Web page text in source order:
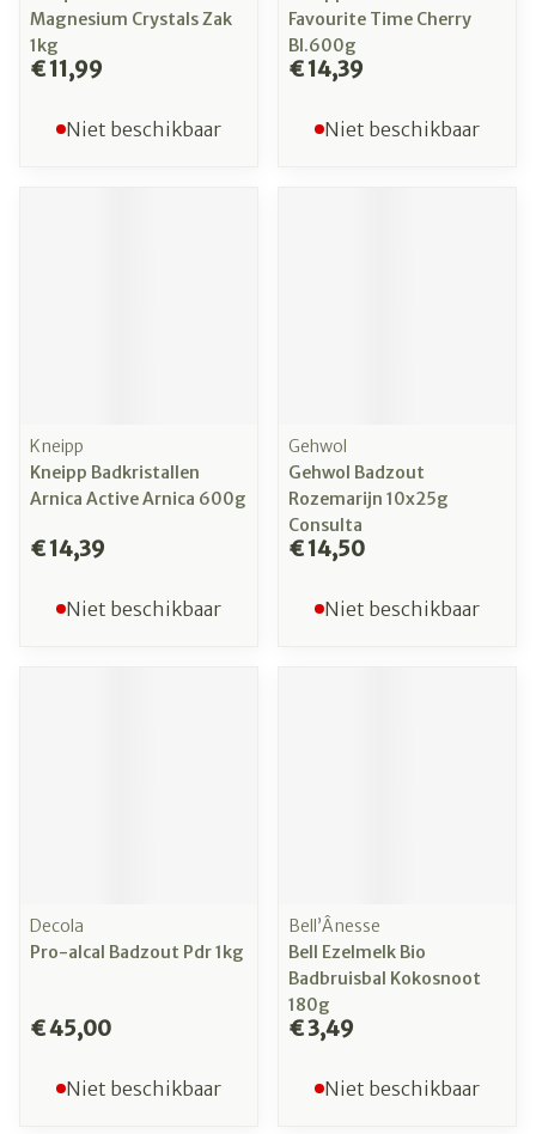
Magnesium Crystals Zak
1kg
€ 11,99
Niet beschikbaar
Favourite Time Cherry
Bl.600g
€ 14,39
Niet beschikbaar
Kneipp
Kneipp Badkristallen
Arnica Active Arnica 600g
€ 14,39
Niet beschikbaar
Gehwol
Gehwol Badzout
Rozemarijn 10x25g
Consulta
€ 14,50
Niet beschikbaar
Decola
Pro-alcal Badzout Pdr 1kg
€ 45,00
Niet beschikbaar
Bell’Ânesse
Bell Ezelmelk Bio
Badbruisbal Kokosnoot
180g
€ 3,49
Niet beschikbaar